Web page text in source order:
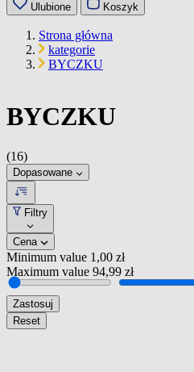
Ulubione Koszyk
Strona główna
kategorie
BYCZKU
BYCZKU
(16)
Dopasowane
Filtry
Cena
Minimum value 1,00 zł
Maximum value 94,99 zł
Zastosuj
Reset